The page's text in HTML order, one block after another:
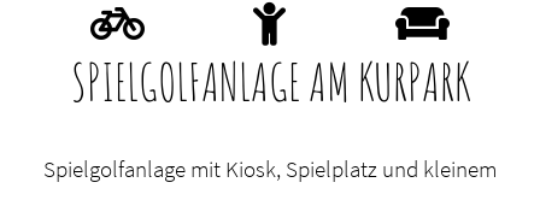
SPIELGOLFANLAGE AM KURPARK
Spielgolfanlage mit Kiosk, Spielplatz und kleinem